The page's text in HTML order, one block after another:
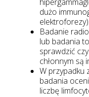
dużo
elektroforezy).
Badanie
lub badania
sprawdzić
chłonnym są
W przypadku
badania
liczbę